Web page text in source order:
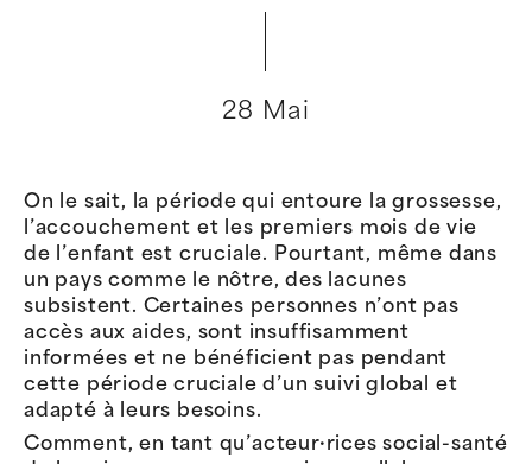
28 Mai
On le sait, la période qui entoure la grossesse,
l’accouchement et les premiers mois de vie
de l’enfant est cruciale. Pourtant, même dans
un pays comme le nôtre, des lacunes
subsistent. Certaines personnes n’ont pas
accès aux aides, sont insuffisamment
informées et ne bénéficient pas pendant
cette période cruciale d’un suivi global et
adapté à leurs besoins.
Comment, en tant qu’acteur·rices social-santé